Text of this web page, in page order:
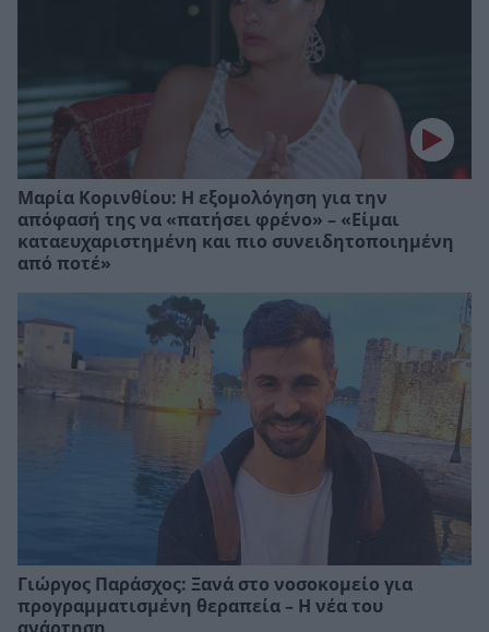
Μαρία Κορινθίου: Η εξομολόγηση για την
απόφασή της να «πατήσει φρένο» – «Είμαι
καταευχαριστημένη και πιο συνειδητοποιημένη
από ποτέ»
Γιώργος Παράσχος: Ξανά στο νοσοκομείο για
προγραμματισμένη θεραπεία – Η νέα του